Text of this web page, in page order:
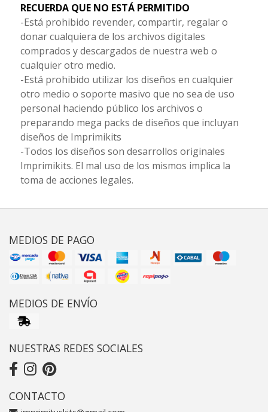
RECUERDA QUE NO ESTÁ PERMITIDO
-Está prohibido revender, compartir, regalar o
donar cualquiera de los archivos digitales
comprados y descargados de nuestra web o
cualquier otro medio.
-Está prohibido utilizar los diseños en cualquier
otro medio o soporte masivo que no sea de uso
personal haciendo público los archivos o
preparando mega packs de diseños que incluyan
diseños de Imprimikits
-Todos los diseños son desarrollos originales
Imprimikits. El mal uso de los mismos implica la
toma de acciones legales.
MEDIOS DE PAGO
MEDIOS DE ENVÍO
NUESTRAS REDES SOCIALES
CONTACTO